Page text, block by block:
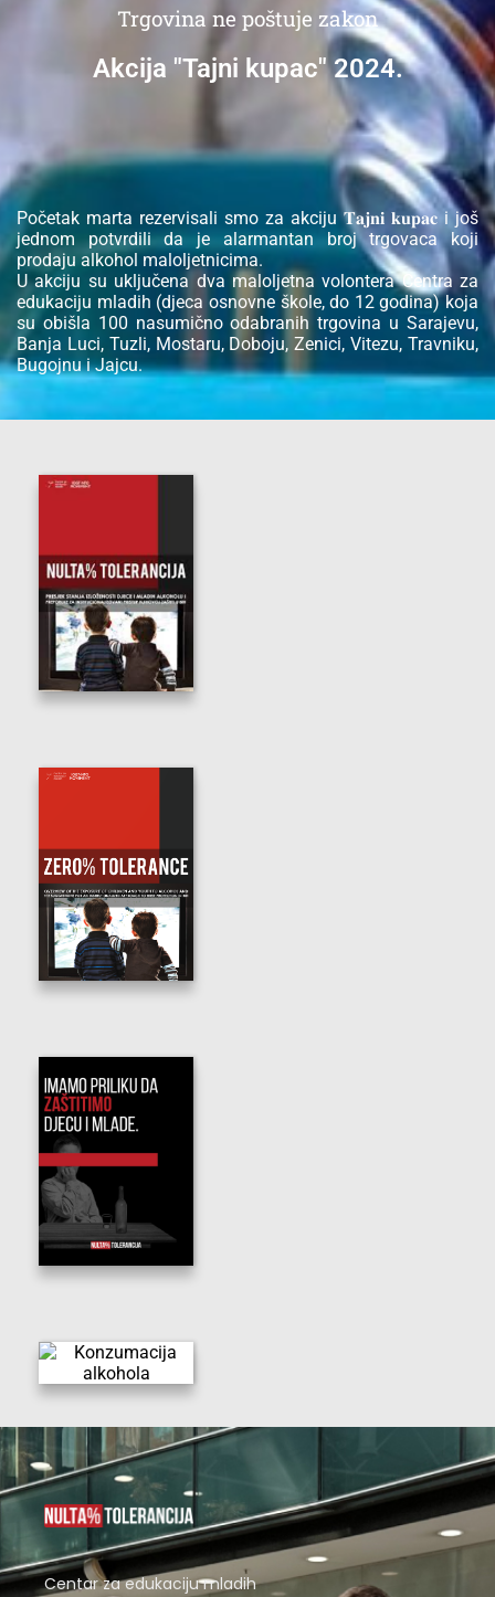
Trgovina ne poštuje zakon
Akcija "Tajni kupac" 2024.
Početak marta rezervisali smo za akciju 𝐓𝐚𝐣𝐧𝐢 𝐤𝐮𝐩𝐚𝐜 i još
jednom potvrdili da je alarmantan broj trgovaca koji
prodaju alkohol maloljetnicima.
U akciju su uključena dva maloljetna volontera Centra za
edukaciju mladih (djeca osnovne škole, do 12 godina) koja
su obišla 100 nasumično odabranih trgovina u Sarajevu,
Banja Luci, Tuzli, Mostaru, Doboju, Zenici, Vitezu, Travniku,
Bugojnu i Jajcu.
Centar za edukaciju mladih